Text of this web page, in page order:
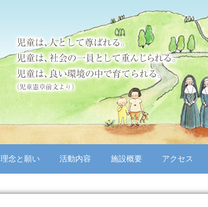
理念と願い 活動内容 施設概要 アクセス